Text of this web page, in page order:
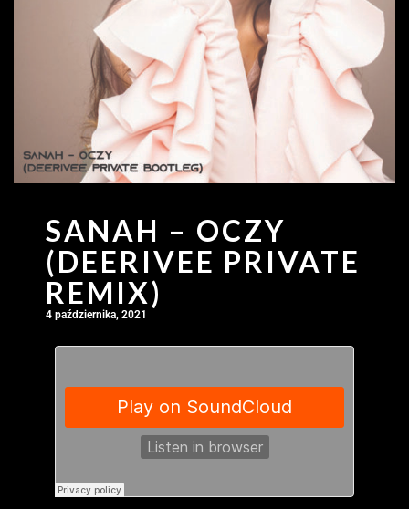
SANAH – OCZY
(DEERIVEE PRIVATE
REMIX)
4 października, 2021